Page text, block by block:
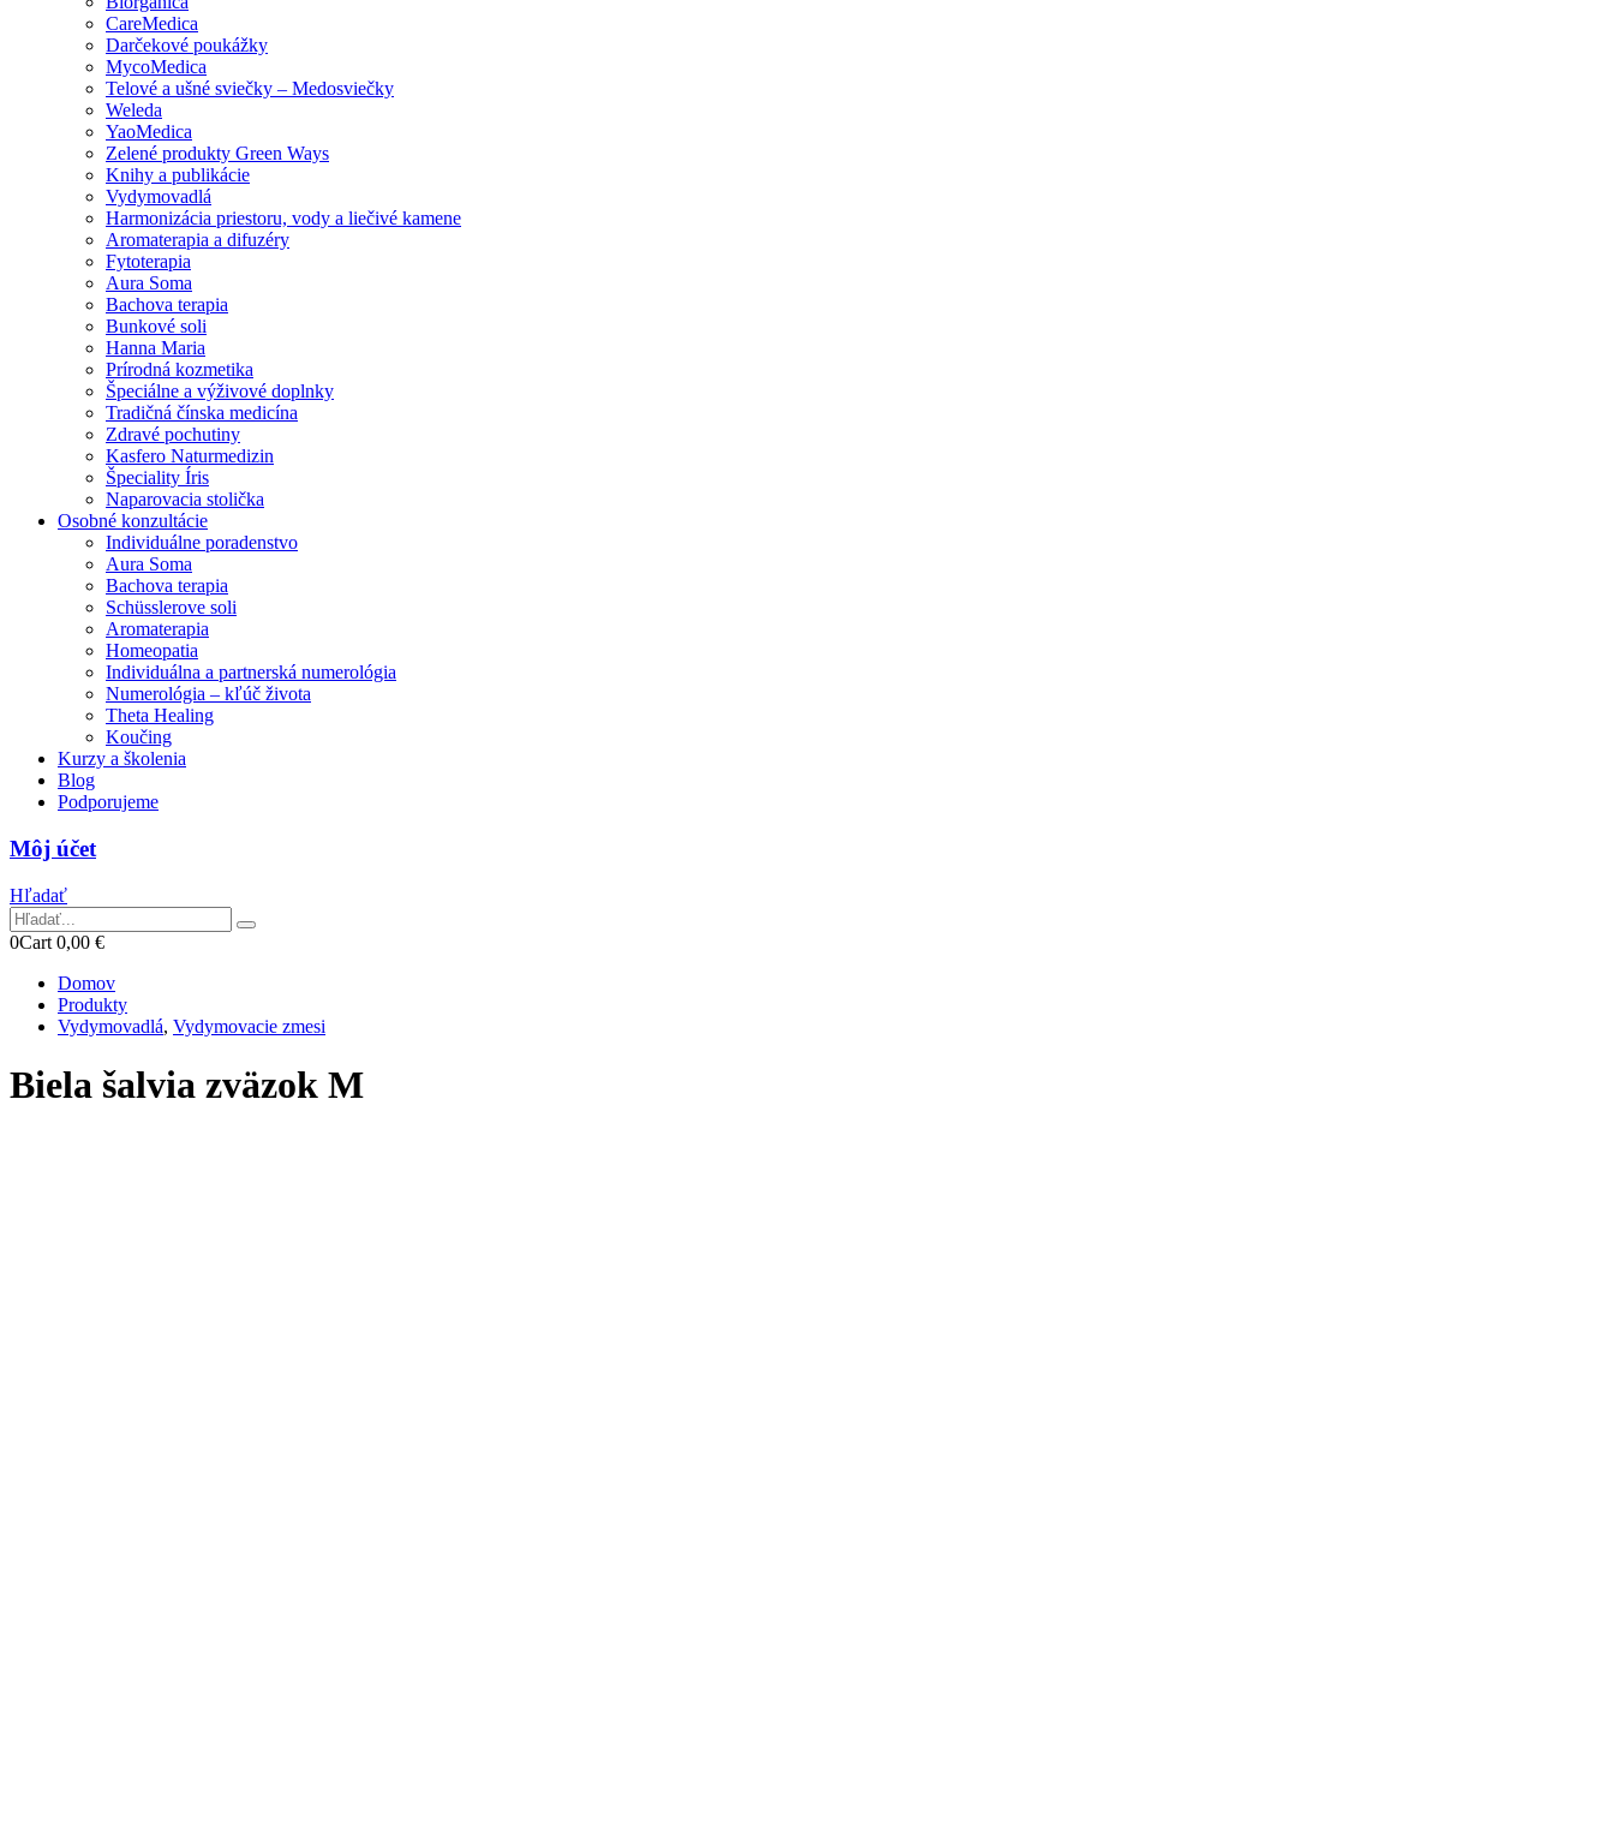
CareMedica
Darčekové poukážky
MycoMedica
Telové a ušné sviečky – Medosviečky
Weleda
YaoMedica
Zelené produkty Green Ways
Knihy a publikácie
Vydymovadlá
Harmonizácia priestoru, vody a liečivé kamene
Aromaterapia a difuzéry
Fytoterapia
Aura Soma
Bachova terapia
Bunkové soli
Hanna Maria
Prírodná kozmetika
Špeciálne a výživové doplnky
Tradičná čínska medicína
Zdravé pochutiny
Kasfero Naturmedizin
Špeciality Íris
Naparovacia stolička
Osobné konzultácie
Individuálne poradenstvo
Aura Soma
Bachova terapia
Schüsslerove soli
Aromaterapia
Homeopatia
Individuálna a partnerská numerológia
Numerológia – kľúč života
Theta Healing
Koučing
Kurzy a školenia
Blog
Podporujeme
Môj účet
Hľadať
0Cart 0,00 €
Domov
Produkty
Vydymovadlá, Vydymovacie zmesi
Biela šalvia zväzok M